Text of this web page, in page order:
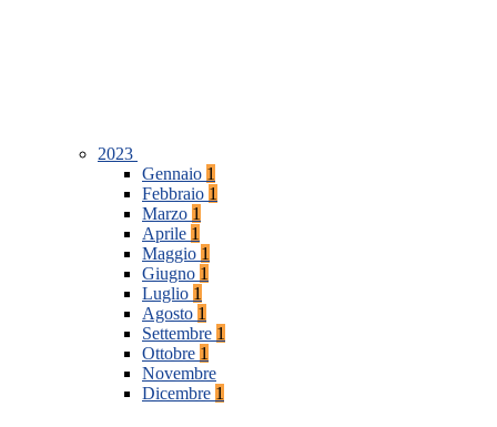
2023
Gennaio 1
Febbraio 1
Marzo 1
Aprile 1
Maggio 1
Giugno 1
Luglio 1
Agosto 1
Settembre 1
Ottobre 1
Novembre
Dicembre 1